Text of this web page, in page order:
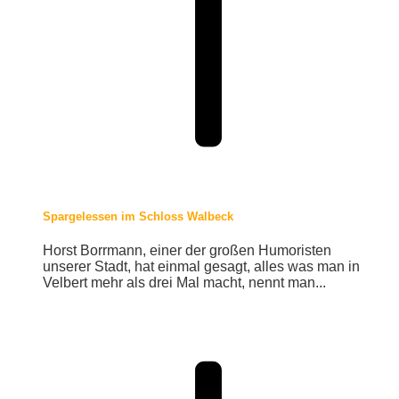
Spargelessen im Schloss Walbeck
Horst Borrmann, einer der großen Humoristen
unserer Stadt, hat einmal gesagt, alles was man in
Velbert mehr als drei Mal macht, nennt man...